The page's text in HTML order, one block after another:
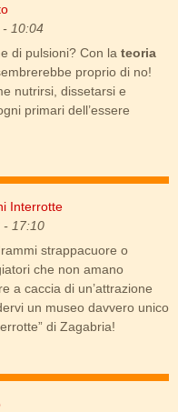
- 10:04
di pulsioni? Con la teoria
proprio di no!
nutrirsi, dissetarsi e
primari dell’essere
Interrotte
- 17:10
strappacuore o
che non amano
a caccia di un’attrazione
un museo davvero unico
di Zagabria!